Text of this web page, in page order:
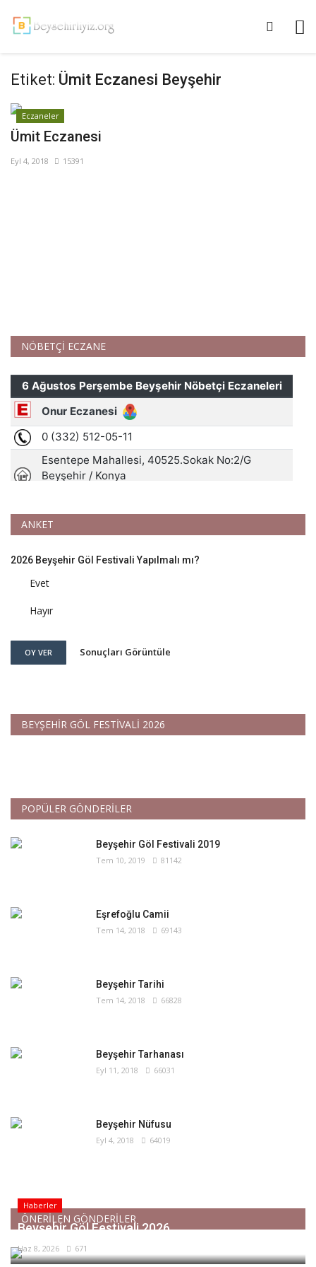
Etiket: Ümit Eczanesi Beyşehir
Eczaneler
Ümit Eczanesi
Eyl 4, 2018 15391
NÖBETÇİ ECZANE
ANKET
2026 Beyşehir Göl Festivali Yapılmalı mı?
Evet
Hayır
OY VER Sonuçları Görüntüle
BEYŞEHİR GÖL FESTİVALİ 2026
POPÜLER GÖNDERİLER
Beyşehir Göl Festivali 2019
Tem 10, 2019 81142
Eşrefoğlu Camii
Tem 14, 2018 69143
Beyşehir Tarihi
Tem 14, 2018 66828
Beyşehir Tarhanası
Eyl 11, 2018 66031
Beyşehir Nüfusu
Eyl 4, 2018 64019
ÖNERİLEN GÖNDERİLER
Haberler
Beyşehir Göl Festivali 2026
Haz 8, 2026 671